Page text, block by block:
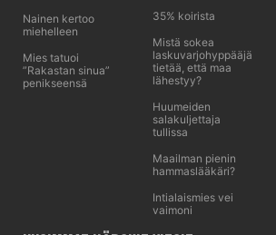
Nainen kertoo
miehelleen
Mies tatuoi
”Rakastan sinua”
penikseensä
35% koirista
Mistä sokea
laskuvarjohyppääjä
tietää, että maa
lähestyy?
Huumeiden
salakuljettaja
tullissa
Maailman pienin
hammaslääkäri?
Intialaismies vei
vaimoni